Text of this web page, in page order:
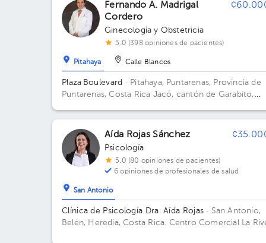
Fernando A. Madrigal
Cordero
Ginecología y Obstetricia
5.0 (398 opiniones de pacientes)
Pitahaya Calle Blancos
Plaza Boulevard · Pitahaya, Puntarenas, Provincia de
Puntarenas, Costa Rica Jacó, cantón de Garabito,
Aída Rojas Sánchez
Psicología
5.0 (80 opiniones de pacientes)
6 opiniones de profesionales de salud
San Antonio
Clínica de Psicología Dra. Aída Rojas · San Antonio,
Belén, Heredia, Costa Rica. Centro Comercial La